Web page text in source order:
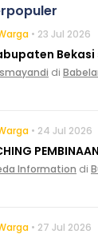
• 23 Jul 2026
Bekasi
di
• 24 Jul 2026
Information di
• 27 Jul 2026